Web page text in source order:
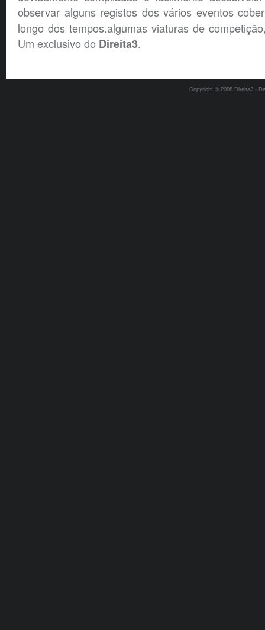
observar alguns registos dos vários eventos
longo dos tempos.algumas viaturas de
Um exclusivo do Direita3.
Copyright © 2008 Direita3 -